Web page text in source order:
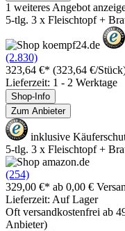
1 weiteres Angebot
5-tlg. 3 x Fleischtopf +
(2.830)
323,64 €* (323,64 €/
Lieferzeit: 1 - 2 Werktage
Shop-Info
Zum Anbieter
inklusive
5-tlg. 3 x Fleischtopf +
(254)
329,00 €* ab 0,00 €
Lieferzeit: Auf Lager
Oft versandkostenfrei ab
Anbieter)